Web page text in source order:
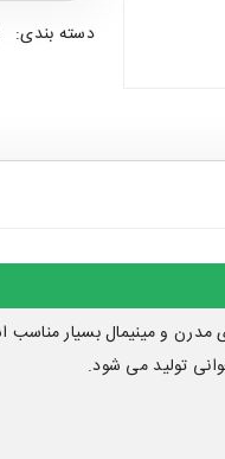
دسته بندی:
مدرن و مینیمال
تولید می شود.